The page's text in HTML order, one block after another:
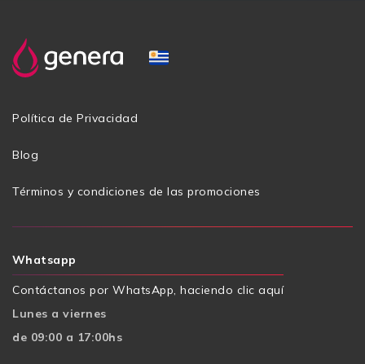
Política de Privacidad
Blog
Términos y condiciones de las promociones
Whatsapp
Contáctanos por WhatsApp, haciendo clic aquí
Lunes a viernes
de 09:00 a 17:00hs